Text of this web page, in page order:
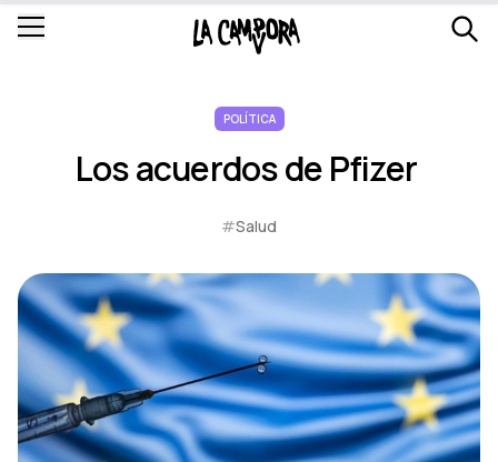
POLÍTICA
Los acuerdos de Pfizer
#Salud